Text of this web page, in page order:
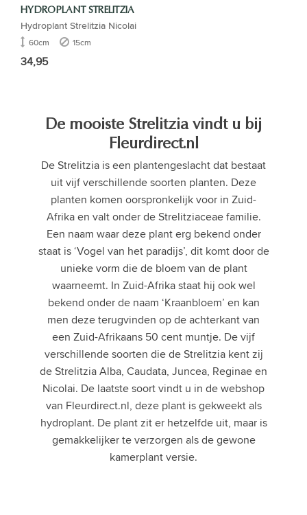
HYDROPLANT STRELITZIA
Hydroplant Strelitzia Nicolai
60cm 15cm
34,95
De mooiste Strelitzia vindt u bij
Fleurdirect.nl
De Strelitzia is een plantengeslacht dat bestaat
uit vijf verschillende soorten planten. Deze
planten komen oorspronkelijk voor in Zuid-
Afrika en valt onder de Strelitziaceae familie.
Een naam waar deze plant erg bekend onder
staat is ‘Vogel van het paradijs’, dit komt door de
unieke vorm die de bloem van de plant
waarneemt. In Zuid-Afrika staat hij ook wel
bekend onder de naam ‘Kraanbloem’ en kan
men deze terugvinden op de achterkant van
een Zuid-Afrikaans 50 cent muntje. De vijf
verschillende soorten die de Strelitzia kent zij
de Strelitzia Alba, Caudata, Juncea, Reginae en
Nicolai. De laatste soort vindt u in de webshop
van Fleurdirect.nl, deze plant is gekweekt als
hydroplant. De plant zit er hetzelfde uit, maar is
gemakkelijker te verzorgen als de gewone
kamerplant versie.